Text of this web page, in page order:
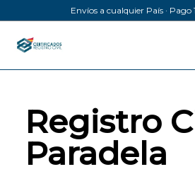
al
contenido
Envíos a cualquier País · Pago
Registro
Paradela